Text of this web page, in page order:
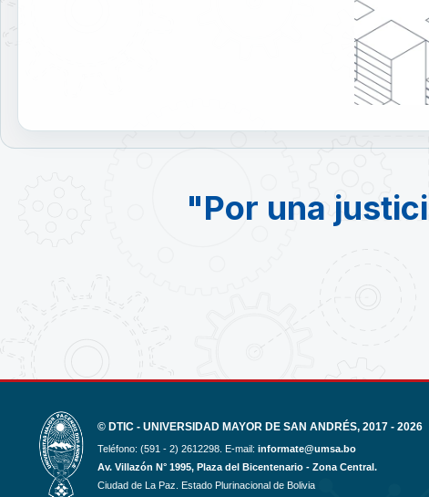
"Por una
© DTIC - UNIVERSIDAD MAYOR DE SAN ANDRÉS, 2017 - 2026
Teléfono: (591 - 2) 2612298. E-mail: informate@umsa.bo
Av. Villazón N° 1995, Plaza del Bicentenario - Zona Central.
Ciudad de La Paz. Estado Plurinacional de Bolivia